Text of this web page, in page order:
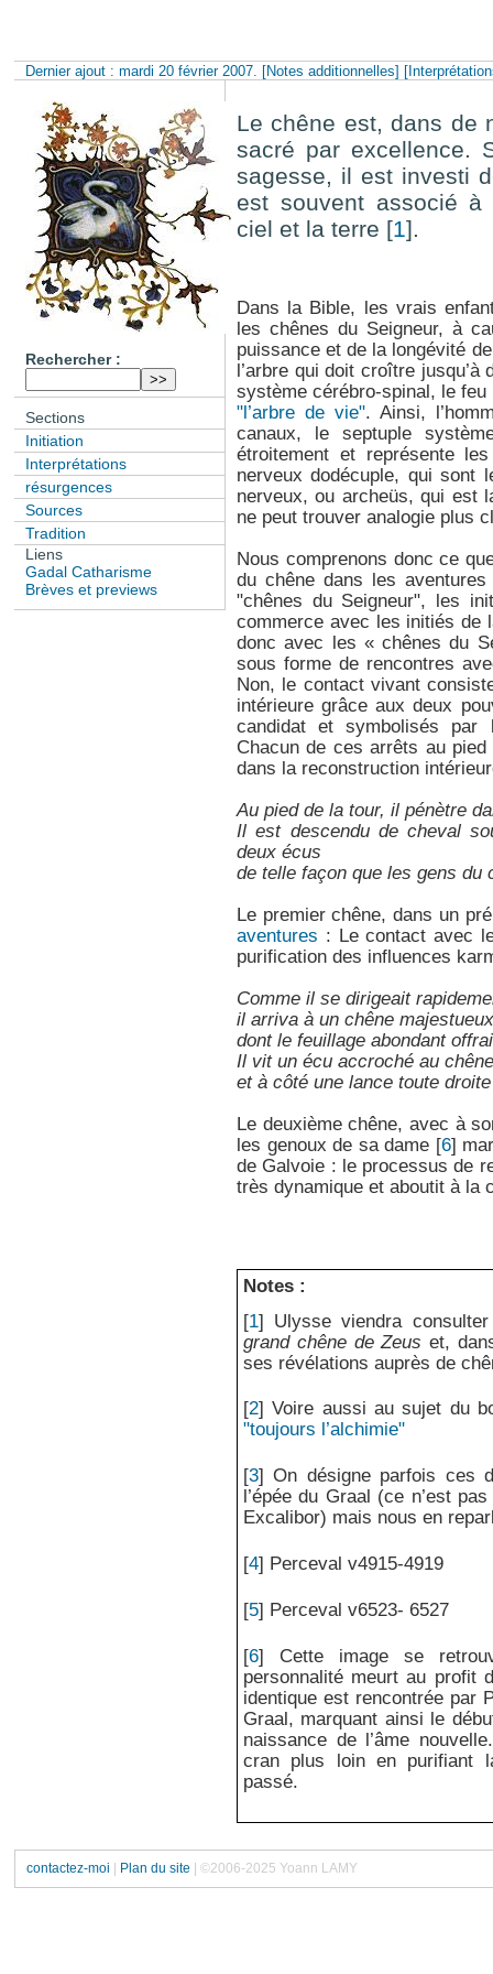
Dernier ajout : mardi 20 février 2007. [Notes additionnelles]
Rechercher :
Sections
Initiation
Interprétations
résurgences
Sources
Tradition
Liens
Gadal Catharisme
Brèves et previews
Le chêne est, dans de
sacré par excellence.
sagesse, il est investi
est souvent associé à
ciel et la terre [1].
Dans la Bible, les vrais
les chênes du Seigneur, à
puissance et de la longévité
l’arbre qui doit croître
système cérébro-spinal, le
"l’arbre de vie". Ainsi,
canaux, le septuple
étroitement et représente
nerveux dodécuple, qui sont
nerveux, ou archeüs, qui est
ne peut trouver analogie plus
Nous comprenons donc ce
du chêne dans les
"chênes du Seigneur", les
commerce avec les initiés de
donc avec les « chênes du
sous forme de rencontres
Non, le contact vivant
intérieure grâce aux deux
candidat et symbolisés par
Chacun de ces arrêts au
dans la reconstruction
Au pied de la tour, il pénètre
Il est descendu de cheval
deux écus
de telle façon que les gens du
Le premier chêne, dans un
aventures : Le contact avec
purification des influences
Comme il se dirigeait
il arriva à un chêne majestueux
dont le feuillage abondant
Il vit un écu accroché au chêne
et à côté une lance toute droite
Le deuxième chêne, avec à
les genoux de sa dame [6]
de Galvoie : le processus de
très dynamique et aboutit à la
Notes :
[1] Ulysse viendra
grand chêne de Zeus et,
ses révélations auprès de
[2]Voire aussi au sujet du
"toujours l’alchimie"
[3]On désigne parfois ces
l’épée du Graal (ce n’est
Excalibor) mais nous en
[4] Perceval v4915-4919
[5] Perceval v6523- 6527
[6] Cette image se
personnalité meurt au profit
identique est rencontrée par
Graal, marquant ainsi le
naissance de l’âme
cran plus loin en purifiant
passé.
contactez-moi Plan du site | ©2006-2025 Yoann LAMY